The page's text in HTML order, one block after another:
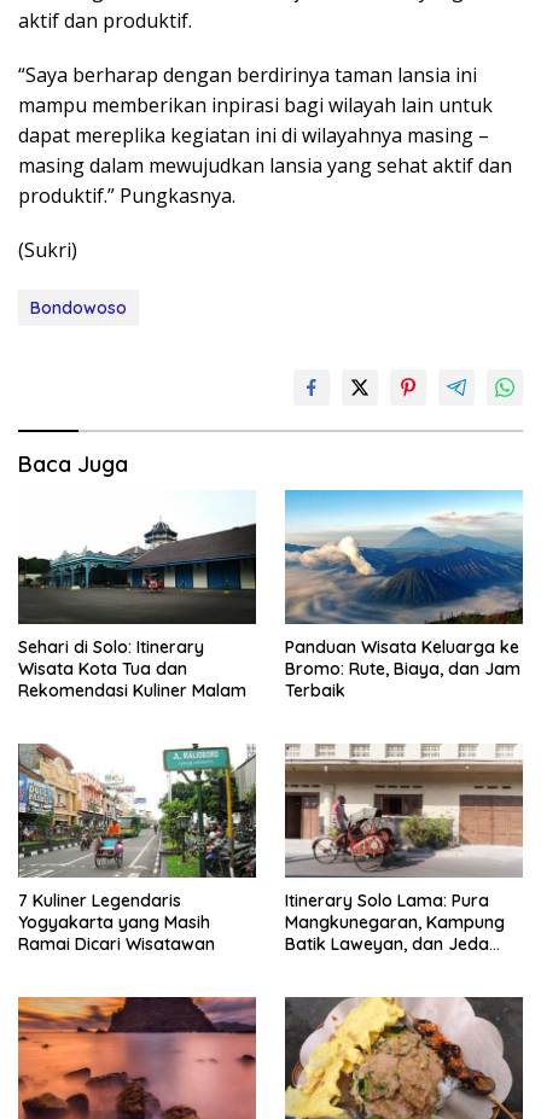
aktif dan produktif.
“Saya berharap dengan berdirinya taman lansia ini
mampu memberikan inpirasi bagi wilayah lain untuk
dapat mereplika kegiatan ini di wilayahnya masing –
masing dalam mewujudkan lansia yang sehat aktif dan
produktif.” Pungkasnya.
(Sukri)
Bondowoso
Baca Juga
Sehari di Solo: Itinerary
Wisata Kota Tua dan
Rekomendasi Kuliner Malam
Panduan Wisata Keluarga ke
Bromo: Rute, Biaya, dan Jam
Terbaik
7 Kuliner Legendaris
Yogyakarta yang Masih
Ramai Dicari Wisatawan
Itinerary Solo Lama: Pura
Mangkunegaran, Kampung
Batik Laweyan, dan Jeda